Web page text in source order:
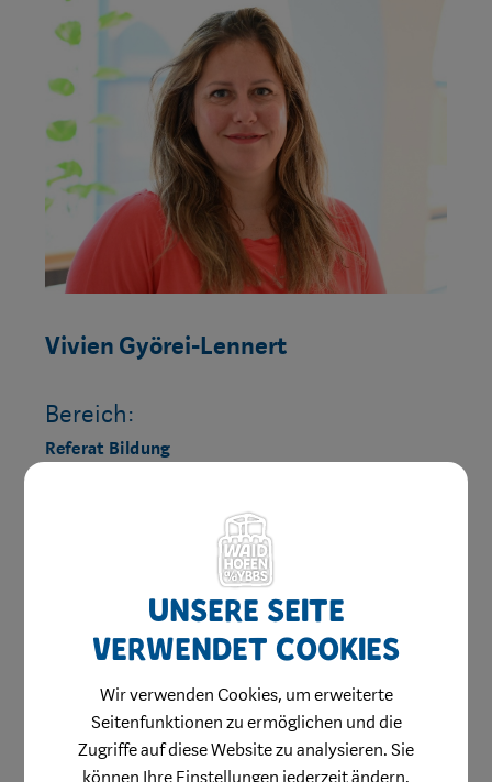
Vivien Györei-Lennert
Bereich:
Referat Bildung
Bianca Györök
Unsere Seite
verwendet Cookies
Wir verwenden Cookies, um erweiterte
Seitenfunktionen zu ermöglichen und die
Zugriffe auf diese Website zu analysieren. Sie